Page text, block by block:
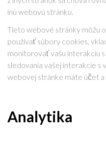
inú webovú stránku.
Tieto webové stránky môžu
používať súbory cookies,
monitorovať vašu interakciu
sledovania vašej interakcie s
webovej stránke máte účet a
Analytika